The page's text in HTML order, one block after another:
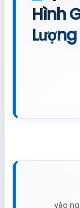
Hình
vào